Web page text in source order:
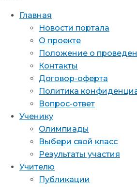
Главная
Новости портала
О проекте
Положение о
Контакты
Договор-оферта
Политика
Вопрос-ответ
Ученику
Олимпиады
Выбери свой класс
Результаты участия
Учителю
Публикации